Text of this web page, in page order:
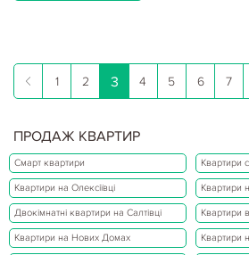
1 2 3 4 5 6 7
ПРОДАЖ КВАРТИР
Смарт квартири Квартири
Квартири на Олексіївці Квартири
Двокімнатні квартири на Салтівці Квартири
Квартири на Нових Домах Квартири